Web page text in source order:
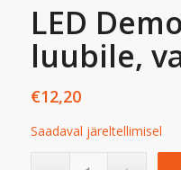
LED
luubile,
€12,20
Saadaval järeltellimisel